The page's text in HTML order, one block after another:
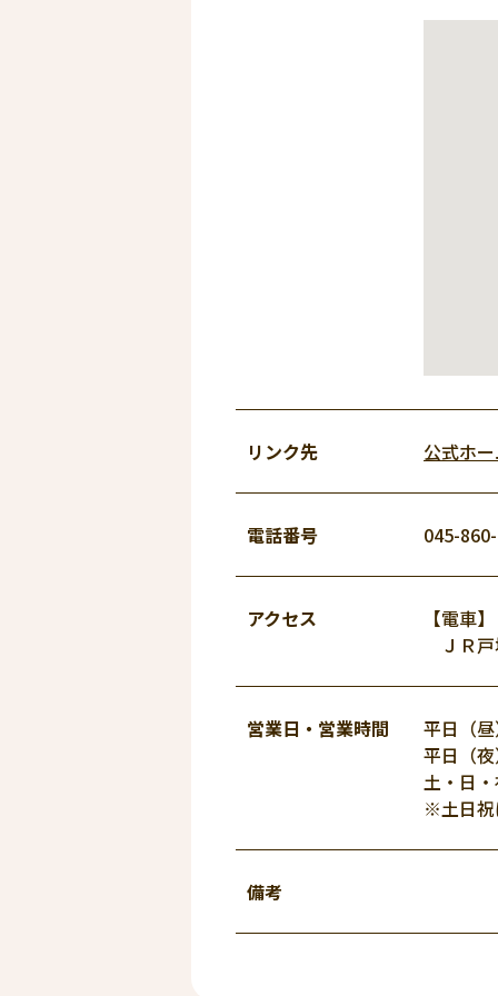
リンク先 公式ホ
電話番号 045-
アクセス
【電車】
ＪＲ戸
営業日・ 営業時間
平日（
平日（
土・日
※土日祝
備考